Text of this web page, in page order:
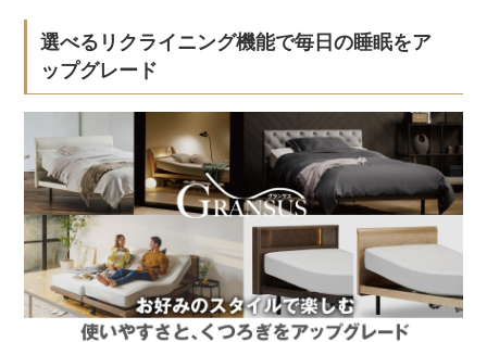
選べるリクライニング機能で毎日の睡眠をア
ップグレード